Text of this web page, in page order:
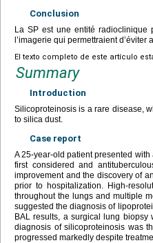
Conclusion
La SP est une entité radioclinique
l’imagerie qui permettraient d’éviter
El texto completo de este artículo
Summary
Introduction
Silicoproteinosis is a rare disease,
to silica dust.
Case report
A 25-year-old patient presented
first considered and
improvement and the discovery of
prior to hospitalization. High-
throughout the lungs and multiple
suggested the diagnosis of
BAL results, a surgical lung
diagnosis of silicoproteinosis was
progressed markedly despite